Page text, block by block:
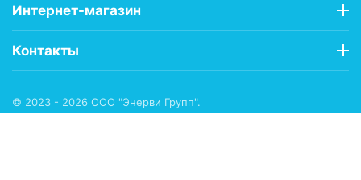
Интернет-магазин
Контакты
© 2023 - 2026 ООО "Энерви Групп".